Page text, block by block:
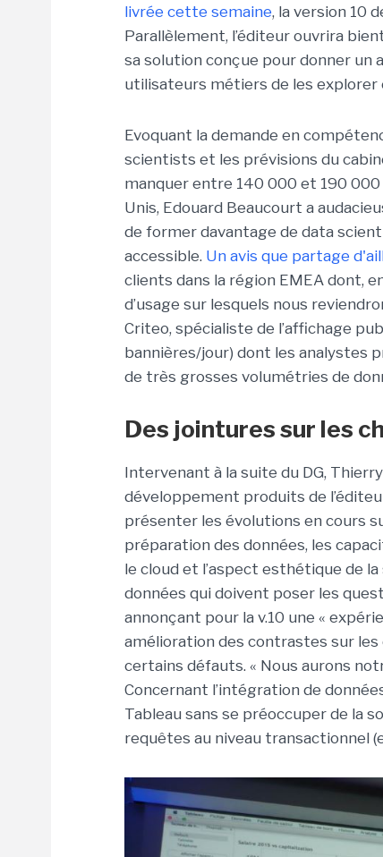
livrée cette semaine, la version 10
Parallèlement, l’éditeur ouvrira
sa solution conçue pour donner
utilisateurs métiers de les explorer
Evoquant la demande en
scientists et les prévisions du
manquer entre 140 000 et 190
Unis, Edouard Beaucourt a
de former davantage de data
accessible. Un avis que partage
clients dans la région EMEA dont,
d’usage sur lesquels nous
Criteo, spécialiste de l’affichage
bannières/jour) dont les analystes
de très grosses volumétries de
Des jointures sur les
Intervenant à la suite du DG,
développement produits de
présenter les évolutions en cours
préparation des données, les
le cloud et l’aspect esthétique de
données qui doivent poser les
annonçant pour la v.10 une «
amélioration des contrastes sur les
certains défauts. « Nous aurons
Concernant l’intégration de
Tableau sans se préoccuper de la
requêtes au niveau transactionnel